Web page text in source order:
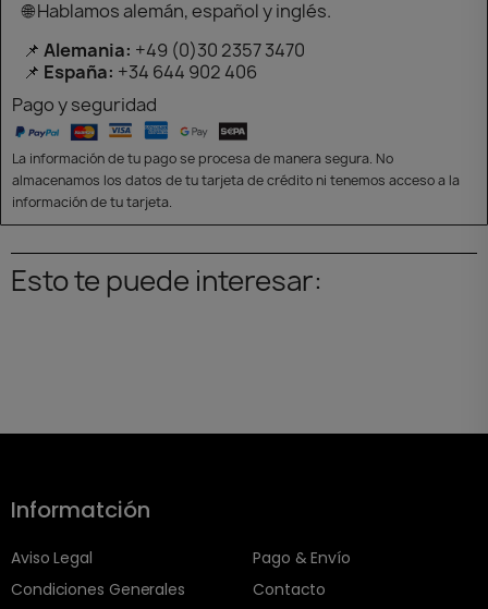
🌐 Hablamos alemán, español y inglés.
📌 Alemania: +49 (0)30 2357 3470
📌 España: +34 644 902 406
Pago y seguridad
La información de tu pago se procesa de manera segura. No
almacenamos los datos de tu tarjeta de crédito ni tenemos acceso a la
información de tu tarjeta.
Esto te puede interesar:
Informatción
Aviso Legal
Condiciones Generales
Pago & Envío
Contacto